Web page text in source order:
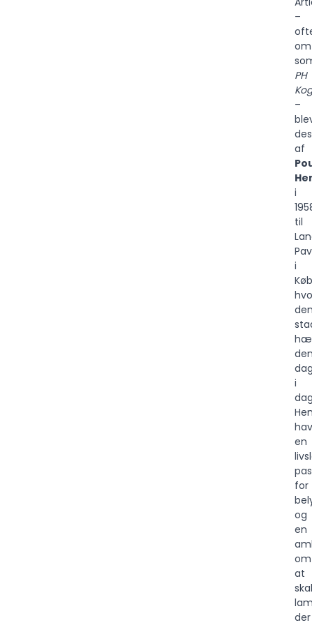
–
PH
–
af
i
til
i
i
en
for
og
en
om
at
der